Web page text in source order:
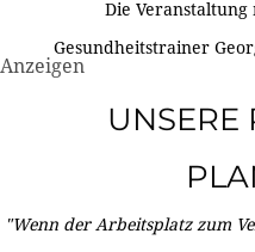
Die
Gesundheitstrainer
Anzeigen
UNSERE
"Wenn der Arbeitsplatz zum